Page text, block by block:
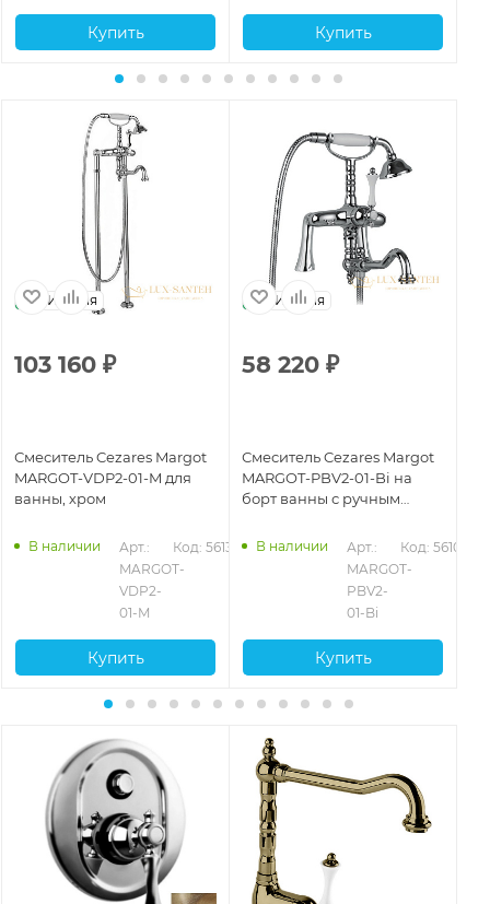
Купить Купить
Италия
103 160 ₽
Смеситель Cezares Margot
MARGOT-VDP2-01-M для
ванны, хром
В наличии
Арт.:
MARGOT-
VDP2-
01-M
Код: 56133
Купить
Италия
58 220 ₽
Смеситель Cezares Margot
MARGOT-PBV2-01-Bi на
борт ванны с ручным
В наличии
Арт.:
MARGOT-
PBV2-
01-Bi
Код: 56108
Купить